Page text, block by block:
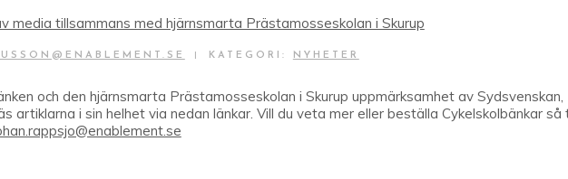
KATEGORI: NYHETER
och den hjärnsmarta Prästamosseskolan i Skurup uppmärksamhet av Sydsvenskan,
artiklarna i sin helhet via nedan länkar. Vill du veta mer eller beställa Cykelskolbänkar